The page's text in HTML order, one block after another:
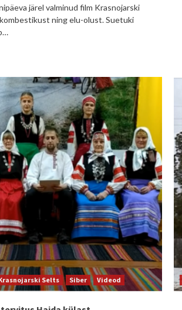
järel valminud film Krasnojarski
ning elu-olust. Suetuki
Selts Siber Videod